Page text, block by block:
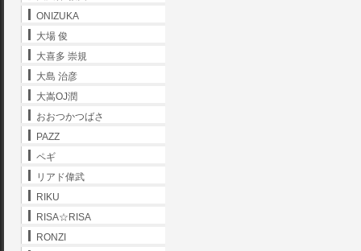
ONIZUKA
大場 俊
大喜多 崇規
大島 治彦
大嵩OJ潤
おおつかつばさ
PAZZ
ペギ
リアド偉武
RIKU
RISA☆RISA
RONZI